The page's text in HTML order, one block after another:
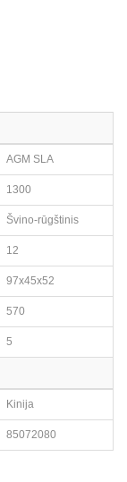
AGM SLA
1300
Švino-rūgštinis
12
97x45x52
570
5
Kinija
85072080